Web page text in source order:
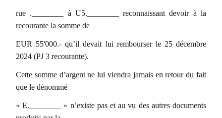
rue .________ à U5.________ reconnaissant devoir à la
recourante la somme de
EUR 55'000.- qu’il devait lui rembourser le 25 décembre
2024 (PJ 3 recourante).
Cette somme d’argent ne lui viendra jamais en retour du fait
que le dénommé
« E.________ » n’existe pas et au vu des autres documents